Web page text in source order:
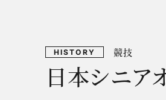
HISTORY 競技
日本シニア